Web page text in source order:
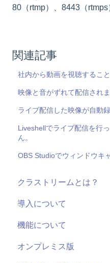
80（rtmp）、8443（rtmps
関連記事
社内から動画を視聴するこ
映像と音がずれて配信されま
ライブ配信した映像が自動
Liveshellでライブ配信を行
ん。
OBS Studioでウィンドウキ
クラストリームとは？
導入について
料金・プラン
機能(導入前)
機能について
動画配信
オンプレミス版